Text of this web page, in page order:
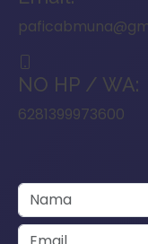
NO HP / WA:
6281399973600